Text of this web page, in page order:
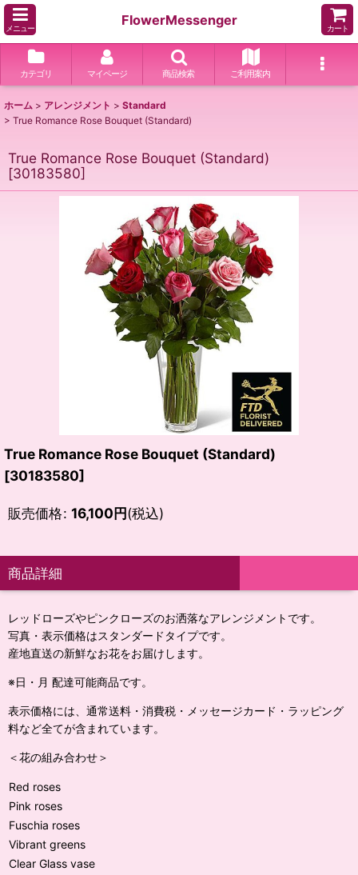
メニュー
FlowerMessenger
カート
カテゴリ マイページ 商品検索 ご利用案内
ホーム > アレンジメント > Standard
> True Romance Rose Bouquet (Standard)
True Romance Rose Bouquet (Standard)
[30183580]
True Romance Rose Bouquet (Standard)
[30183580]
販売価格: 16,100円(税込)
商品詳細
レッドローズやピンクローズのお洒落なアレンジメントです。
写真・表示価格はスタンダードタイプです。
産地直送の新鮮なお花をお届けします。
※日・月 配達可能商品です。
表示価格には、通常送料・消費税・メッセージカード・ラッピング
料など全てが含まれています。
＜花の組み合わせ＞
Red roses
Pink roses
Fuschia roses
Vibrant greens
Clear Glass vase